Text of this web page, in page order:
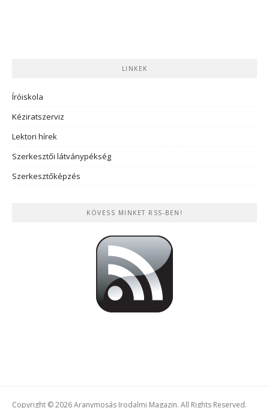
LINKEK
Íróiskola
Kéziratszerviz
Lektori hírek
Szerkesztői látványpékség
Szerkesztőképzés
KÖVESS MINKET RSS-BEN!
Copyright © 2026 Aranymosás Irodalmi Magazin. All Rights Reserved.